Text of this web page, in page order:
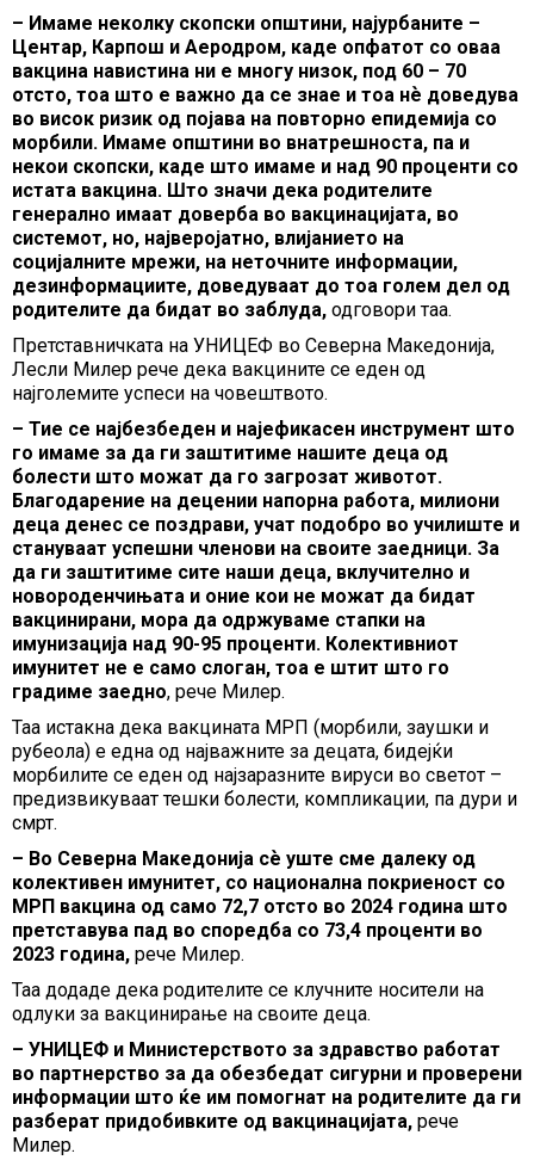
– Имаме неколку скопски општини, најурбаните –
Центар, Карпош и Аеродром, каде опфатот со оваа
вакцина навистина ни е многу низок, под 60 – 70
отсто, тоа што е важно да се знае и тоа нѐ доведува
во висок ризик од појава на повторно епидемија со
морбили. Имаме општини во внатрешноста, па и
некои скопски, каде што имаме и над 90 проценти со
истата вакцина. Што значи дека родителите
генерално имаат доверба во вакцинацијата, во
системот, но, најверојатно, влијанието на
социјалните мрежи, на неточните информации,
дезинформациите, доведуваат до тоа голем дел од
родителите да бидат во заблуда, одговори таа.
Претставничката на УНИЦЕФ во Северна Македонија,
Лесли Милер рече дека вакцините се еден од
најголемите успеси на човештвото.
– Тие се најбезбеден и најефикасен инструмент што
го имаме за да ги заштитиме нашите деца од
болести што можат да го загрозат животот.
Благодарение на децении напорна работа, милиони
деца денес се поздрави, учат подобро во училиште и
стануваат успешни членови на своите заедници. За
да ги заштитиме сите наши деца, вклучително и
новороденчињата и оние кои не можат да бидат
вакцинирани, мора да одржуваме стапки на
имунизација над 90-95 проценти. Колективниот
имунитет не е само слоган, тоа е штит што го
градиме заедно, рече Милер.
Таа истакна дека вакцината МРП (морбили, заушки и
рубеола) е една од најважните за децата, бидејќи
морбилите се еден од најзаразните вируси во светот –
предизвикуваат тешки болести, компликации, па дури и
смрт.
– Во Северна Македонија сѐ уште сме далеку од
колективен имунитет, со национална покриеност со
МРП вакцина од само 72,7 отсто во 2024 година што
претставува пад во споредба со 73,4 проценти во
2023 година, рече Милер.
Таа додаде дека родителите се клучните носители на
одлуки за вакцинирање на своите деца.
– УНИЦЕФ и Министерството за здравство работат
во партнерство за да обезбедат сигурни и проверени
информации што ќе им помогнат на родителите да ги
разберат придобивките од вакцинацијата, рече
Милер.